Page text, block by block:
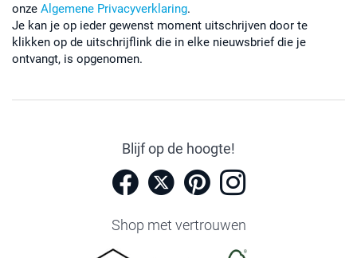
onze Algemene Privacyverklaring.
Je kan je op ieder gewenst moment uitschrijven door te
klikken op de uitschrijflink die in elke nieuwsbrief die je
ontvangt, is opgenomen.
Blijf op de hoogte!
Shop met vertrouwen